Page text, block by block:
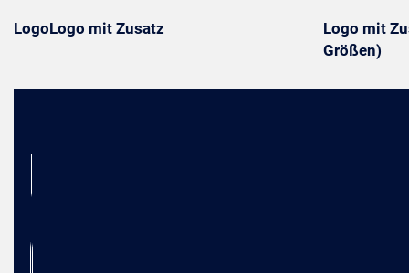
LogoLogo mit Zusatz
Logo mit
Größen)